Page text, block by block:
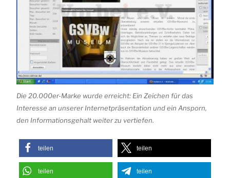
Die 20.000er-Marke wurde erreicht: Ein Zeichen für das
Interesse an unserer Internetpräsentation und ein Ansporn,
den Informationsgehalt weiter zu vertiefen.
teilen teilen
teilen teilen